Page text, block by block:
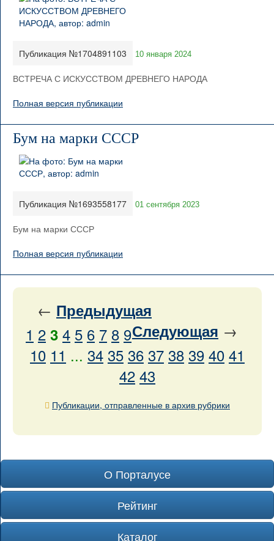
Публикация №1704891103 10 января 2024
ВСТРЕЧА С ИСКУССТВОМ ДРЕВНЕГО НАРОДА
Полная версия публикации
Бум на марки СССР
Публикация №1693558177 01 сентября 2023
Бум на марки СССР
Полная версия публикации
← Предыдущая
Следующая →
1 2 3 4 5 6 7 8 9
10 11 ... 34 35 36 37 38 39 40 41
42 43
Публикации, отправленные в архив рубрики
О Порталусе
Рейтинг
Каталог